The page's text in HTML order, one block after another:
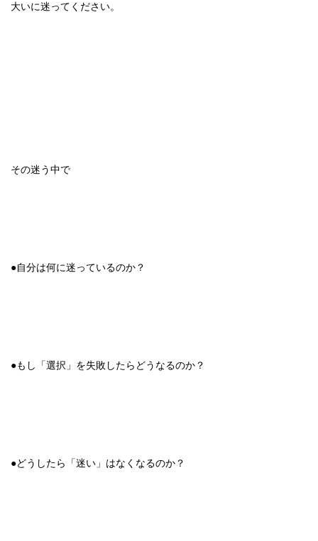
大いに迷ってください。
その迷う中で
●自分は何に迷っているのか？
●もし「選択」を失敗したらどうなるのか？
●どうしたら「迷い」はなくなるのか？